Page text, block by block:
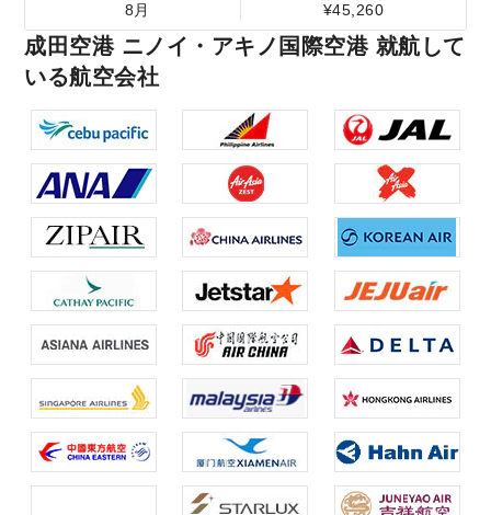
8月
¥45,260
成田空港 ニノイ・アキノ国際空港 就航して
いる航空会社